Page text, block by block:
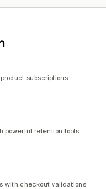
subscriptions
powerful retention tools
with checkout validations